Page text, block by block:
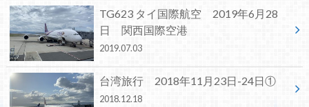
TG623 タイ国際航空 2019年6月28
日 関西国際空港
2019.07.03
台湾旅行 2018年11月23日-24日①
2018.12.18